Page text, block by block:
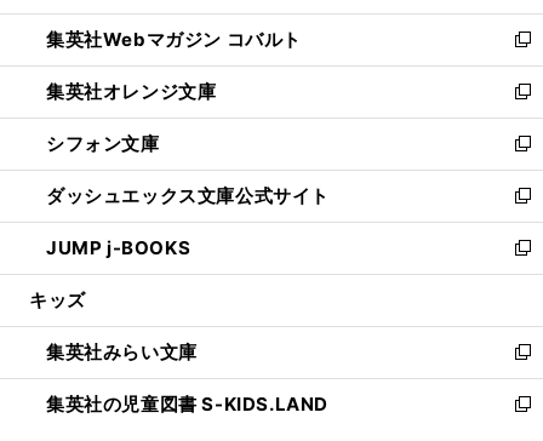
開
く
ウ
で
開
く
ン
ド
ウ
で
開
く
ウ
ィ
ン
ド
ウ
で
開
く
集英社Webマガジン コバルト
新
し
い
ウ
ィ
ン
ド
ウ
で
開
集英社オレンジ文庫
新
し
い
ウ
ィ
ン
ド
ウ
開
く
シフォン文庫
新
し
い
ウ
ィ
ン
ウ
で
開
く
ダッシュエックス文庫公式サイト
新
し
い
ウ
ン
ド
ウ
で
JUMP j-BOOKS
新
し
ウ
ィ
ン
ド
キッズ
集英社みらい文庫
新
し
い
集英社の児童図書 S-KIDS.LAND
新